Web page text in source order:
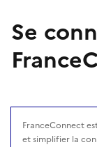
Se
avec
FranceConnect
et simplifier la